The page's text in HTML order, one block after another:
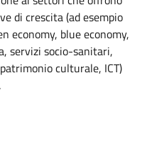
di crescita (ad esempio
economy, blue economy,
servizi socio-sanitari,
culturale, ICT)